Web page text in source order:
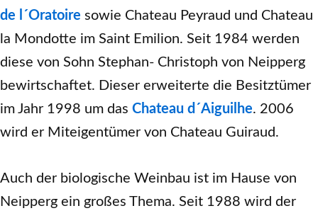
de l´Oratoire sowie Chateau Peyraud und Chateau
la Mondotte im Saint Emilion. Seit 1984 werden
diese von Sohn Stephan- Christoph von Neipperg
bewirtschaftet. Dieser erweiterte die Besitztümer
im Jahr 1998 um das Chateau d´Aiguilhe. 2006
wird er Miteigentümer von Chateau Guiraud.
Auch der biologische Weinbau ist im Hause von
Neipperg ein großes Thema. Seit 1988 wird der